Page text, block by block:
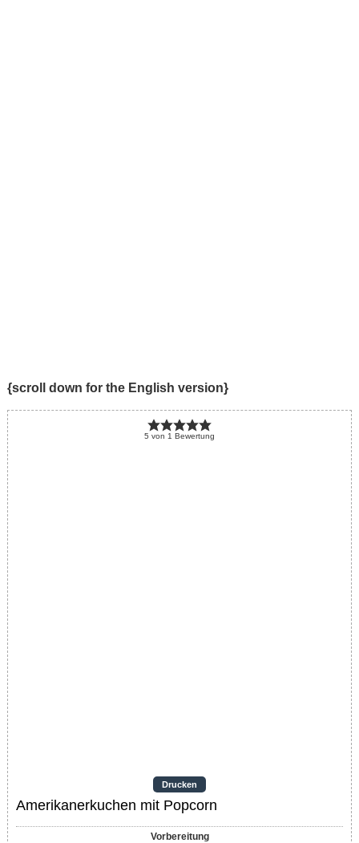
{scroll down for the English version}
5 von 1 Bewertung
Drucken
Amerikanerkuchen mit Popcorn
Vorbereitung